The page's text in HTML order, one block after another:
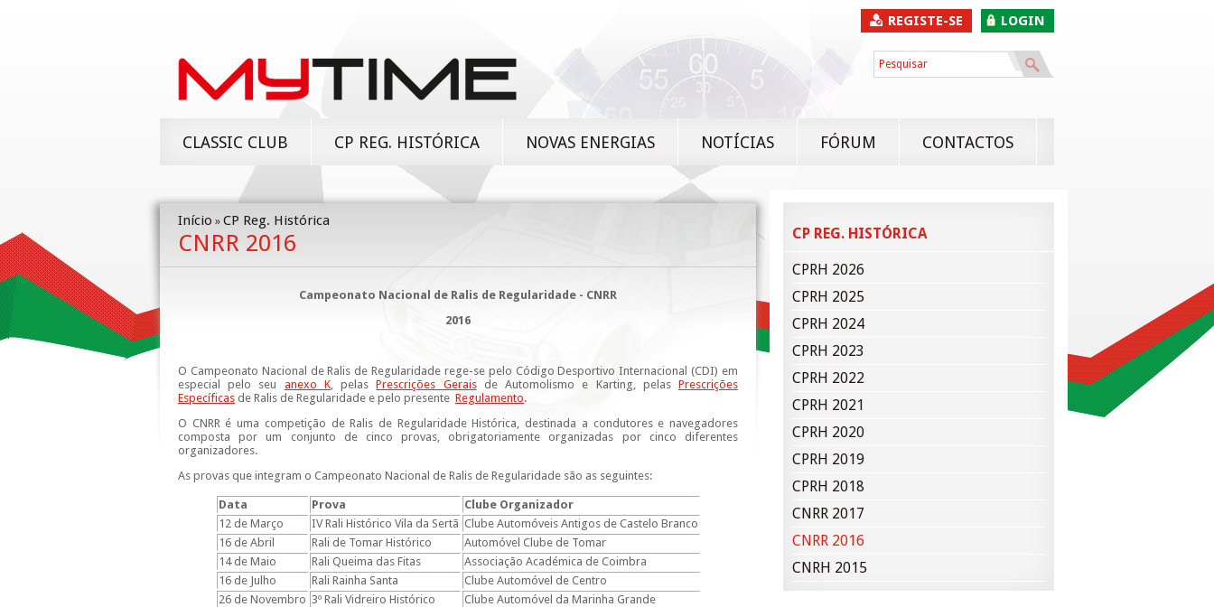
LOGIN
REGISTE-SE
CLASSIC CLUB CP REG. HISTÓRICA NOVAS ENERGIAS NOTÍCIAS FÓRUM CONTACTOS
Início » CP Reg. Histórica
CNRR 2016
Campeonato Nacional de Ralis de Regularidade - CNRR
2016
O Campeonato Nacional de Ralis de Regularidade rege-se pelo Código Desportivo Internacional (CDI) em
especial pelo seu anexo K, pelasPrescrições Geraisde Automolismo e Karting, pelasPrescrições
Específicas de Ralis de Regularidade e pelo presente Regulamento.
O CNRR é uma competição de Ralis de Regularidade Histórica, destinada a condutores e navegadores
composta por um conjunto de cinco provas, obrigatoriamente organizadas por cinco diferentes
organizadores.
As provas que integram o Campeonato Nacional de Ralis de Regularidade são as seguintes:
Data Prova
Clube Organizador
12 de Março
IV Rali Histórico Vila da Sertã Clube Automóveis Antigos de Castelo Branco
16 de Abril
Rali de Tomar Histórico
Automóvel Clube de Tomar
14 de Maio
Rali Queima das Fitas
Associação Académica de Coimbra
16 de Julho
Rali Rainha Santa
Clube Automóvel de Centro
26 de Novembro 3º Rali Vidreiro Histórico Clube Automóvel da Marinha Grande
CP REG. HISTÓRICA
CPRH 2026
CPRH 2025
CPRH 2024
CPRH 2023
CPRH 2022
CPRH 2021
CPRH 2020
CPRH 2019
CPRH 2018
CNRR 2017
CNRR 2016
CNRH 2015